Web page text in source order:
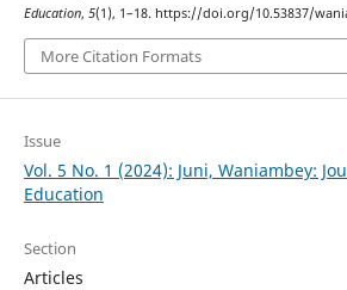
Education, 5(1), 1–18. https://doi.org/10.53837/
More Citation Formats
Issue
Vol. 5 No. 1 (2024): Juni, Waniambey:
Education
Section
Articles